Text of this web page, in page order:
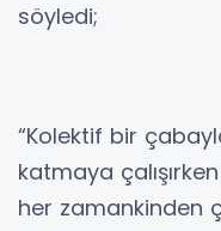
söyledi;
“Kolektif bir
katmaya
her zamankinden